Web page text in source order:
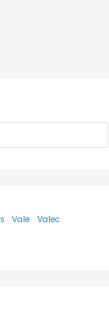
Vale Valec